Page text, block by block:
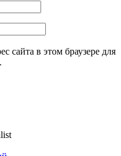
сайта в этом браузере для